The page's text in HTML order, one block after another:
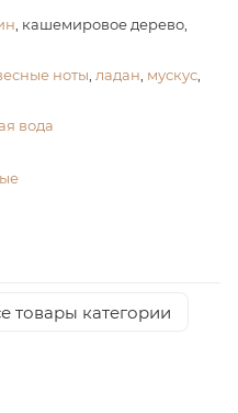
, кашемировое дерево,
ноты ладан мускус
вода
товары категории